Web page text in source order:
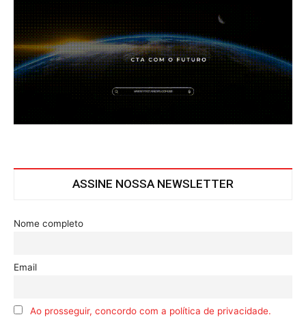
ASSINE NOSSA NEWSLETTER
Nome completo
Email
Ao prosseguir, concordo com a política de privacidade.